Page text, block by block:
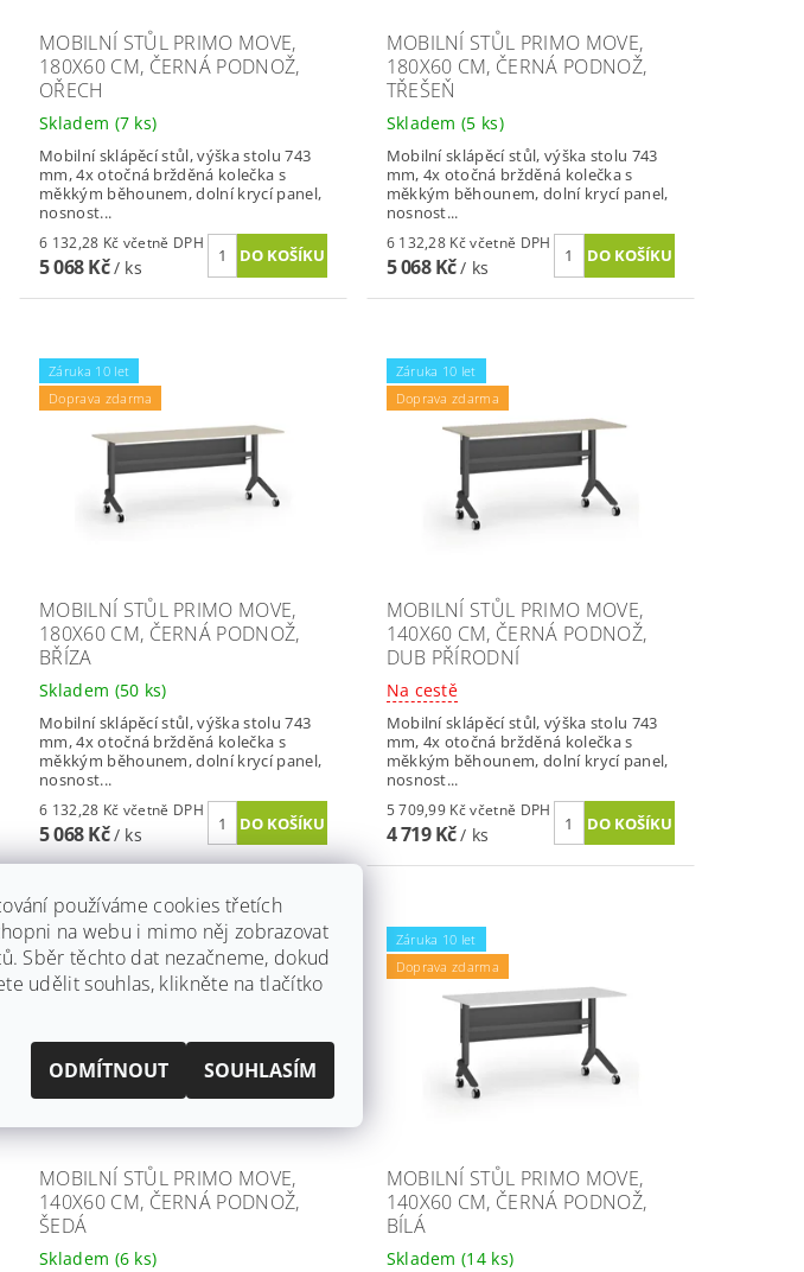
MOBILNÍ STŮL PRIMO MOVE,
180X60 CM, ČERNÁ PODNOŽ,
OŘECH
Skladem (7 ks)
Mobilní sklápěcí stůl, výška stolu 743
mm, 4x otočná bržděná kolečka s
měkkým běhounem, dolní krycí panel,
nosnost...
6 132,28 Kč včetně DPH
5 068 Kč/ ks
MOBILNÍ STŮL PRIMO MOVE,
180X60 CM, ČERNÁ PODNOŽ,
TŘEŠEŇ
Skladem(5 ks)
Mobilní sklápěcí stůl, výška stolu 743
mm, 4x otočná bržděná kolečka s
měkkým běhounem, dolní krycí panel,
nosnost...
6 132,28 Kč včetně DPH
5 068 Kč/ ks
Záruka 10 let
Doprava zdarma
MOBILNÍ STŮL PRIMO MOVE,
180X60 CM, ČERNÁ PODNOŽ,
BŘÍZA
Skladem (50 ks)
Mobilní sklápěcí stůl, výška stolu 743
mm, 4x otočná bržděná kolečka s
měkkým běhounem, dolní krycí panel,
nosnost...
6 132,28 Kč včetně DPH
5 068 Kč/ ks
Záruka 10 let
Doprava zdarma
MOBILNÍ STŮL PRIMO MOVE,
140X60 CM, ČERNÁ PODNOŽ,
DUB PŘÍRODNÍ
Na cestě
Mobilní sklápěcí stůl, výška stolu 743
mm, 4x otočná bržděná kolečka s
měkkým běhounem, dolní krycí panel,
nosnost...
5 709,99 Kč včetně DPH
4 719 Kč/ ks
Záruka 10 let
Doprava zdarma
MOBILNÍ STŮL PRIMO MOVE,
140X60 CM, ČERNÁ PODNOŽ,
ŠEDÁ
Skladem (6 ks)
Záruka 10 let
Doprava zdarma
MOBILNÍ STŮL PRIMO MOVE,
140X60 CM, ČERNÁ PODNOŽ,
BÍLÁ
Skladem(14 ks)
používáme cookies třetích
na webu i mimo něj zobrazovat
Sběr těchto dat nezačneme, dokud
udělit souhlas, klikněte na tlačítko
ODMÍTNOUT SOUHLASÍM